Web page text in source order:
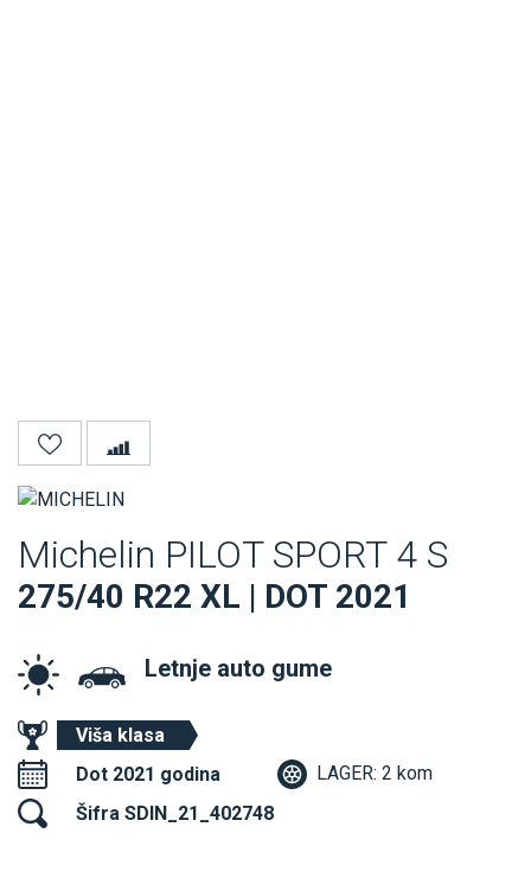
Michelin PILOT SPORT 4 S
275/40 R22 XL | DOT 2021
Letnje auto gume
Viša klasa
Dot 2021 godina
LAGER: 2 kom
Šifra SDIN_21_402748